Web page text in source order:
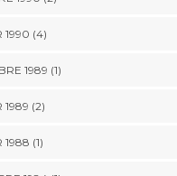
1990 (4)
1989 (1)
1989 (2)
1988 (1)